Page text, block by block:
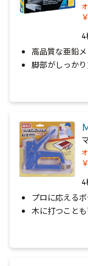
￥
4
高品質な亜鉛メ
脚部がしっか
￥
4
プロに応えるボ
木に打つことも